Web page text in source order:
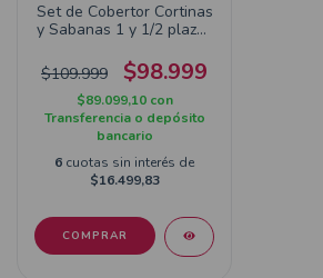
Set de Cobertor Cortinas
y Sabanas 1 y 1/2 plazas
$109.999
$98.999
$89.099,10 con
Transferencia o depósito
bancario
6 cuotas sin interés de
$16.499,83